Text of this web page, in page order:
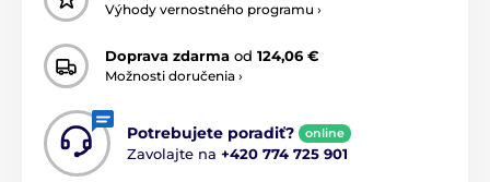
Výhody vernostného programu ›
Doprava zdarma od 124,06 €
Možnosti doručenia ›
Potrebujete poradiť? online
Zavolajte na +420 774 725 901